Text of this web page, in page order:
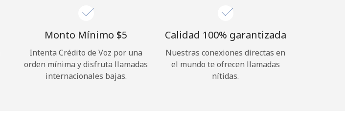
Monto Mínimo ⁦$5⁩
Intenta Crédito de Voz por una
orden mínima y disfruta llamadas
internacionales bajas.
Calidad 100% garantizada
Nuestras conexiones directas en
el mundo te ofrecen llamadas
nítidas.